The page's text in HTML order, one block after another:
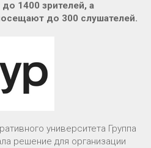
1400 зрителей, а
до 300 слушателей.
университета Группа
решение для организации